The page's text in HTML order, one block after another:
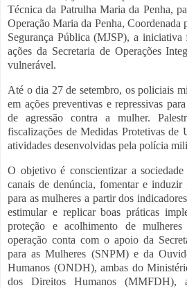
Técnica da Patrulha Maria da Penha,
Operação Maria da Penha, Coordenada
Segurança Pública (MJSP), a
ações da Secretaria de Operações
vulnerável.
Até o dia 27 de setembro, os policiais
em ações preventivas e repressivas
de agressão contra a mulher.
fiscalizações de Medidas Protetivas de
atividades desenvolvidas pela polícia
O objetivo é conscientizar a
canais de denúncia, fomentar e induzir
para as mulheres a partir dos
estimular e replicar boas práticas
proteção e acolhimento de
operação conta com o apoio da
para as Mulheres (SNPM) e da
Humanos (ONDH), ambas do
dos Direitos Humanos (MMFDH),